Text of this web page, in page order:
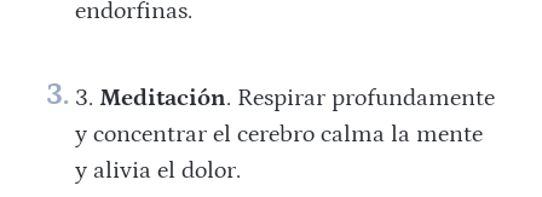
endorfinas.
Meditación. Respirar profundamente
y concentrar el cerebro calma la mente
y alivia el dolor.